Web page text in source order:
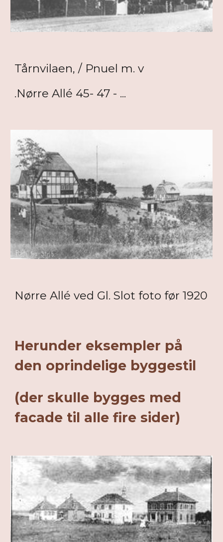
Tårnvilaen, / Pnuel m. v
.Nørre Allé 45- 47 - ...
Nørre Allé ved Gl. Slot foto før 1920
Herunder eksempler på
den oprindelige byggestil
(der skulle bygges med
facade til alle fire sider)